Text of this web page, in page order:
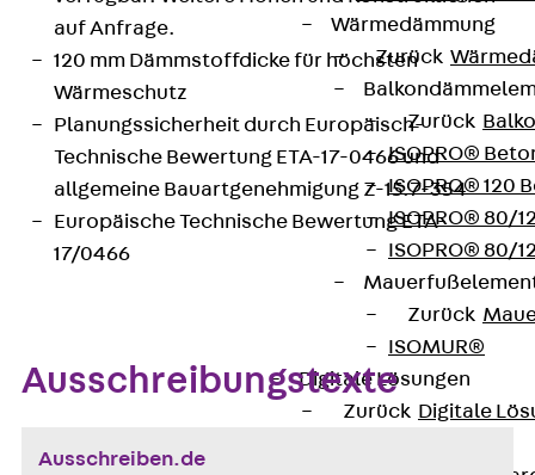
Wärmedämmung
Zurück
Zurück
ISOPRO®
ISOPRO® 120
ISOPRO® 80/
ISOPRO® 80/
Zurück
ISOMUR®
Digitale Lösungen
Zurück Digitale
auf Anfrage.
120 mm Dämmstoffdicke für höchsten
Wärmeschutz
Planungssicherheit durch Europäisch-
Technische Bewertung ETA-17-0466 und
allgemeine Bauartgenehmigung Z-15.7-354
Europäische Technische Bewertung ETA-
17/0466
Ausschreibungstexte
Ausschreiben.de